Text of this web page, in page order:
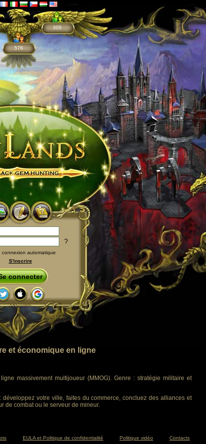
576
305
?
connexion automatique
S'inscrire
connecter
et économique en ligne
massivement multijoueur (MMOG). Genre : stratégie militaire et
votre ville, faites du commerce, concluez des alliances et
de combat ou le serveur de mineur.
EULA et Politique de confidentialité Politique vidéo Contacts